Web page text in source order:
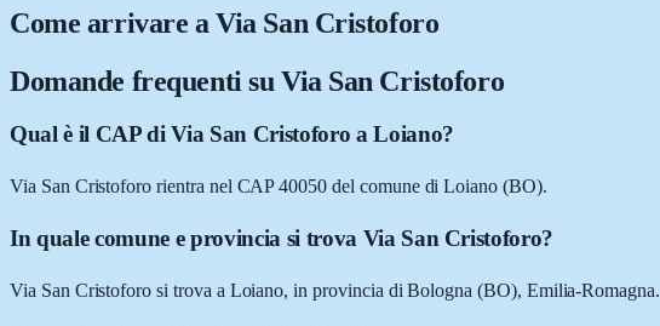
Come arrivare aVia San Cristoforo
Domande frequenti su Via San Cristoforo
Qual è il CAP di Via San Cristoforo a Loiano?
Via San Cristoforo rientra nel CAP 40050 del comune di Loiano (BO).
In quale comune e provincia si trova Via San Cristoforo?
Via San Cristoforo si trova a Loiano, in provincia di Bologna (BO), Emilia-Romagna.